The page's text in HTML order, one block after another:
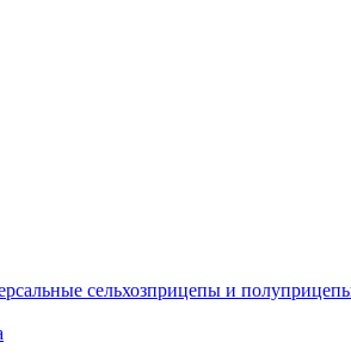
сельхозприцепы и